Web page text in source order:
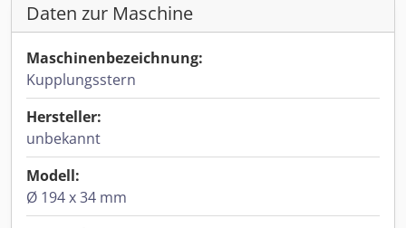
Daten zur Maschine
Maschinenbezeichnung:
Kupplungsstern
Hersteller:
unbekannt
Modell:
Ø 194 x 34 mm